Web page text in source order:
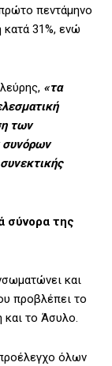
πεντάμηνο
31%, ενώ
«τα
των
συνόρων
σύνορα της
και
προβλέπει το
το Άσυλο.
όλων